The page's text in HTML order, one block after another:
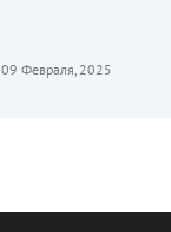
09 Февраля, 2025